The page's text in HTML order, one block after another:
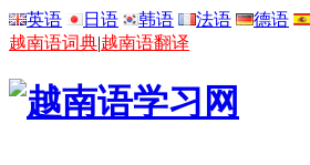
英语 日语 韩语 法语 德语
越南语词典|越南语翻译